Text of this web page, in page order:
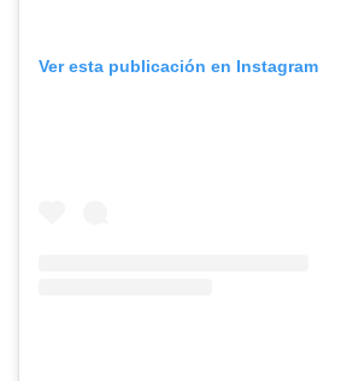
Ver esta publicación en Instagram